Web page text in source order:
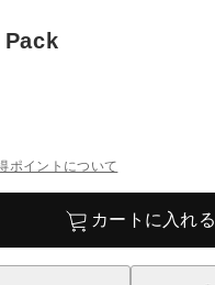
ポイントについて
カートに入れる